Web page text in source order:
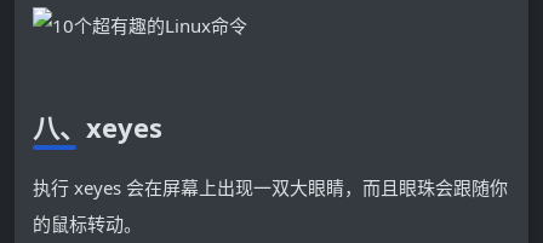
八、xeyes
执行 xeyes 会在屏幕上出现一双大眼睛，而且眼珠会跟随你
的鼠标转动。